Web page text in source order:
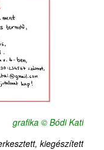
grafika © Bódi Kati
kiegészített